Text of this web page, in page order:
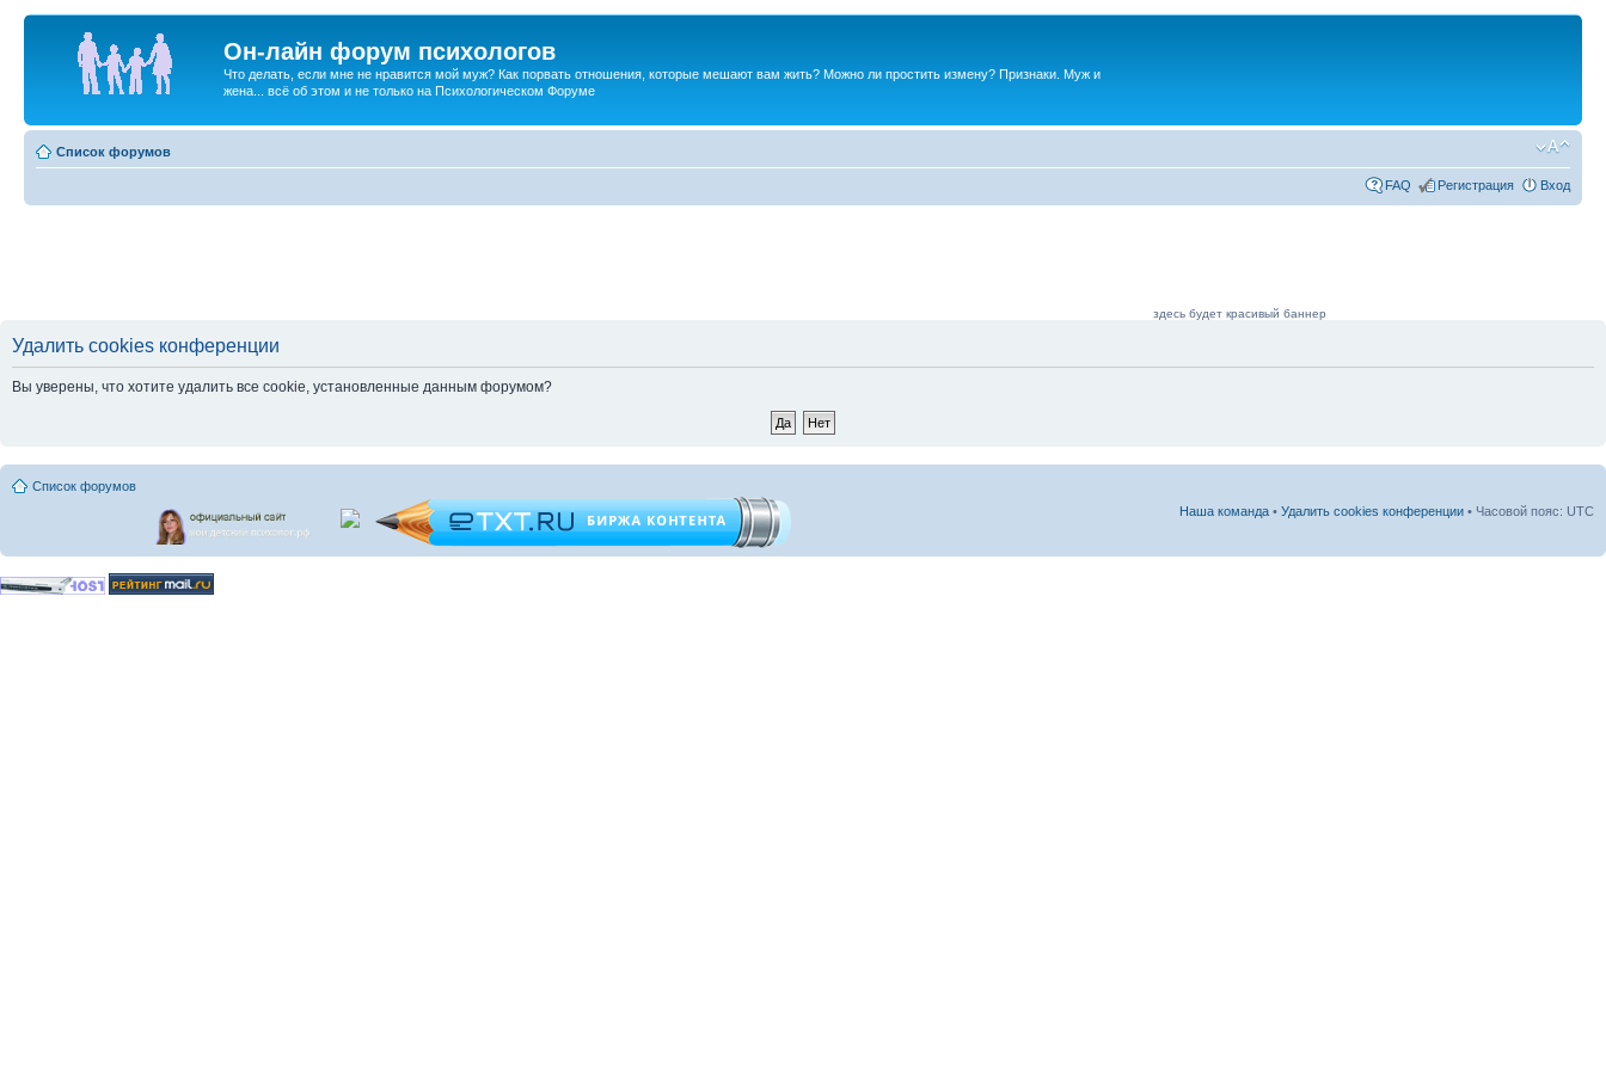
Он-лайн форум психологов
Что делать, если мне не нравится мой муж? Как порвать отношения, которые мешают вам жить? Можно ли простить измену? Признаки. Муж и
жена... всё об этом и не только на Психологическом Форуме
Список форумов
FAQ Регистрация Вход
здесь будет красивый баннер
Удалить cookies конференции
Вы уверены, что хотите удалить все cookie, установленные данным форумом?
Список форумов
Наша команда • Удалить cookies конференции • Часовой пояс: UTC